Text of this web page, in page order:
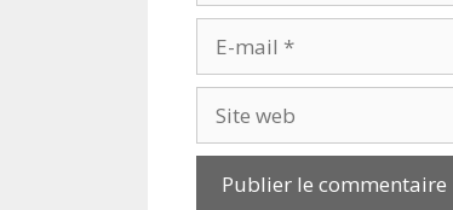
mail
web